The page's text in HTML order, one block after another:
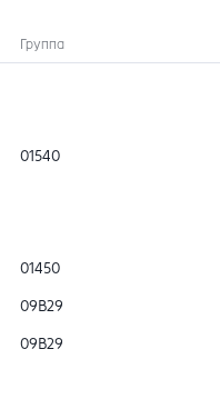
Группа
01540
01450
09B29
09B29